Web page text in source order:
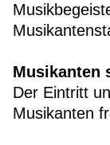
Musikanten
Der Eintritt
Musikanten